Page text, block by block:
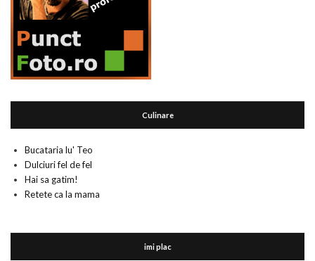
Culinare
Bucataria lu' Teo
Dulciuri fel de fel
Hai sa gatim!
Retete ca la mama
imi plac